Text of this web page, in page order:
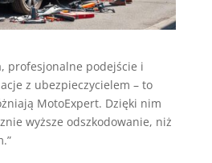
profesjonalne podejście i
z ubezpieczycielem – to
MotoExpert. Dzięki nim
wyższe odszkodowanie, niż